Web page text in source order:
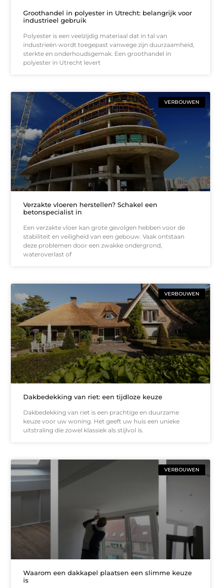
Groothandel in polyester in Utrecht: belangrijk voor
industrieel gebruik
Polyester is een veelzijdig materiaal dat in tal van
industrieën wordt toegepast vanwege zijn duurzaamheid,
sterkte en onderhoudsgemak. Een groothandel in
polyester in Utrecht levert
VERBOUWEN
Verzakte vloeren herstellen? Schakel een
betonspecialist in
Een verzakte vloer kan grote gevolgen hebben voor de
stabiliteit en veiligheid van een gebouw. Vaak ontstaan
deze problemen door een zwakke ondergrond,
wateroverlast of
VERBOUWEN
Dakbedekking van riet: een tijdloze keuze
Dakbedekking van riet is een prachtige en duurzame
keuze voor uw woning. Het geeft uw huis een unieke
uitstraling die zowel klassiek als stijlvol is.
VERBOUWEN
Waarom een dakkapel plaatsen een slimme keuze
is